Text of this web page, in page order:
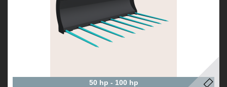
50 hp - 100 hp